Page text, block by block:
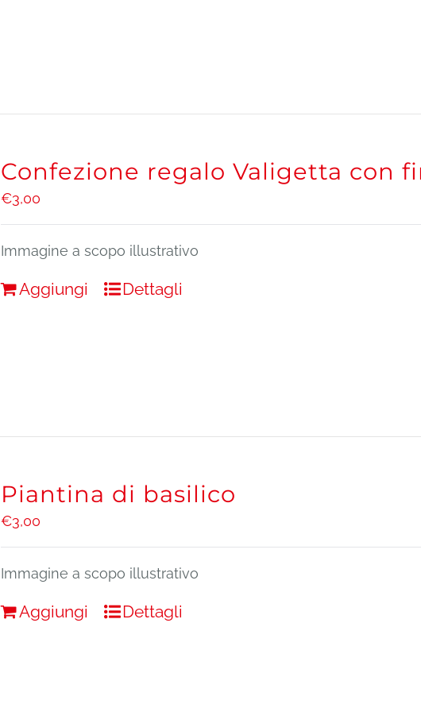
Confezione regalo Valigetta con
€3,00
Immagine a scopo illustrativo
Aggiungi Dettagli
Piantina di basilico
€3,00
Immagine a scopo illustrativo
Aggiungi Dettagli